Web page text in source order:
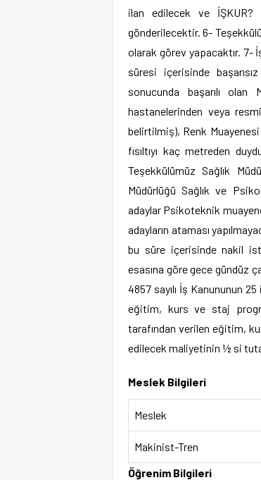
ilan edilecek ve İŞKUR?
gönderilecektir. 6-
olarak görev yapacaktır. 7-
süresi içerisinde
sonucunda başarılı olan
hastanelerinden veya
belirtilmiş), Renk
fısıltıyı kaç metreden
Teşekkülümüz Sağlık
Müdürlüğü Sağlık ve
adaylar Psikoteknik
adayların ataması
bu süre içerisinde nakil
esasına göre gece gündüz
4857 sayılı İş Kanununun
eğitim, kurs ve staj
tarafından verilen eğitim,
edilecek maliyetinin ½ si
Meslek Bilgileri
Meslek
Makinist-Tren
Öğrenim Bilgileri